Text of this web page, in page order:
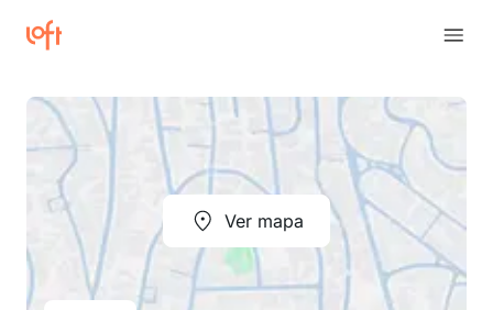
Ver mapa